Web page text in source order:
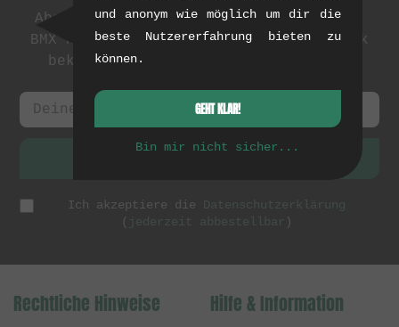
Abonniere unseren Newsletter: Events,
BMX News und exklusive Deals. Als Dank
bekommst du einen
Ich akzeptiere die
Datenschutzerklärung
(
jederzeit abbestellbar )
Rechtliche Hinweise Hilfe & Information
und anonym wie möglich um dir die
beste Nutzererfahrung bieten zu
können.
GEHT KLAR!
Bin mir nicht sicher...